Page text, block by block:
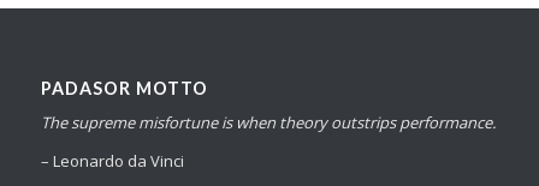
PADASOR MOTTO
The supreme misfortune is when theory outstrips performance.
– Leonardo da Vinci